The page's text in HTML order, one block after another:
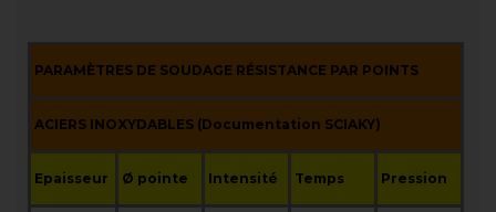
PARAMÈTRES DE SOUDAGE RÉSISTANCE PAR POINTS
ACIERS INOXYDABLES (Documentation SCIAKY)
Epaisseur Ø pointe Intensité Temps Pression